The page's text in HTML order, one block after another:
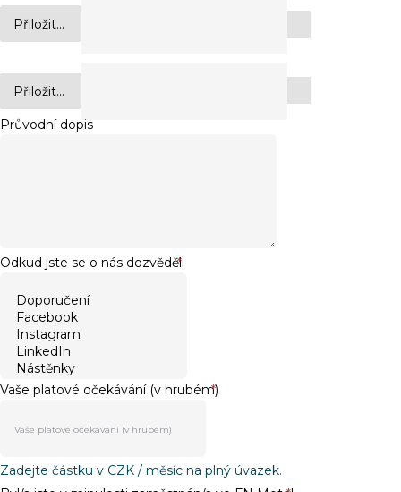
Přiložit...
Přiložit...
Průvodní dopis
Odkud jste se o nás dozvěděli
*
Vaše platové očekávání (v hrubém)
*
Zadejte částku v CZK / měsíc na plný úvazek.